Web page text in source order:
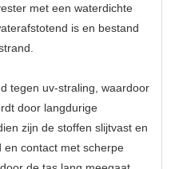
met een waterdichte
is en bestand
tegen uv-straling, waardoor
door langdurige
zijn de stoffen slijtvast en
en contact met scherpe